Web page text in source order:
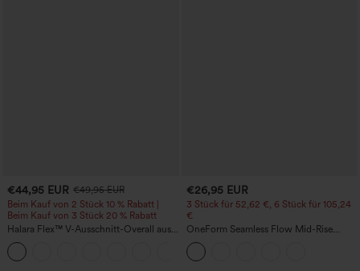
€44,95 EUR €49,95 EUR
Beim Kauf von 2 Stück 10 % Rabatt |
Beim Kauf von 3 Stück 20 % Rabatt
Halara Flex™ V-Ausschnitt-Overall aus
gewaschenem Denim mit Taschen –
lässig
€26,95 EUR
3 Stück für 52,62 €, 6 Stück für 105,24
€
OneForm Seamless Flow Mid-Rise
Yoga-Leggings - mittelhoher Bund,
bauchformend und mit Po-Lifting-
Effekt